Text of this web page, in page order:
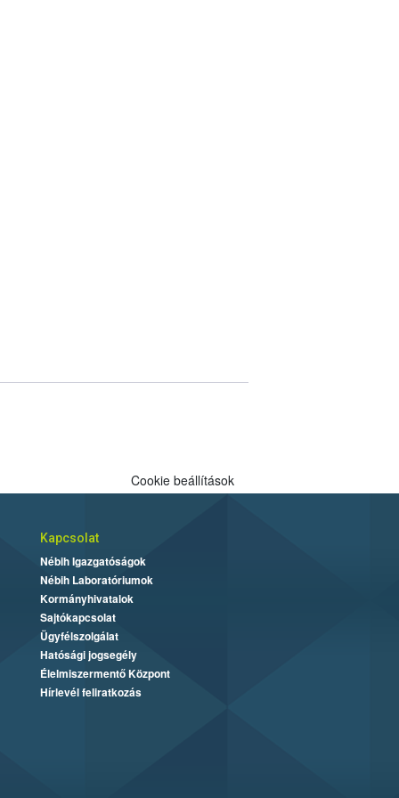
Cookie beállítások
Kapcsolat
Nébih Igazgatóságok
Nébih Laboratóriumok
Kormányhivatalok
Sajtókapcsolat
Ügyfélszolgálat
Hatósági jogsegély
Élelmiszermentő Központ
Hírlevél feliratkozás